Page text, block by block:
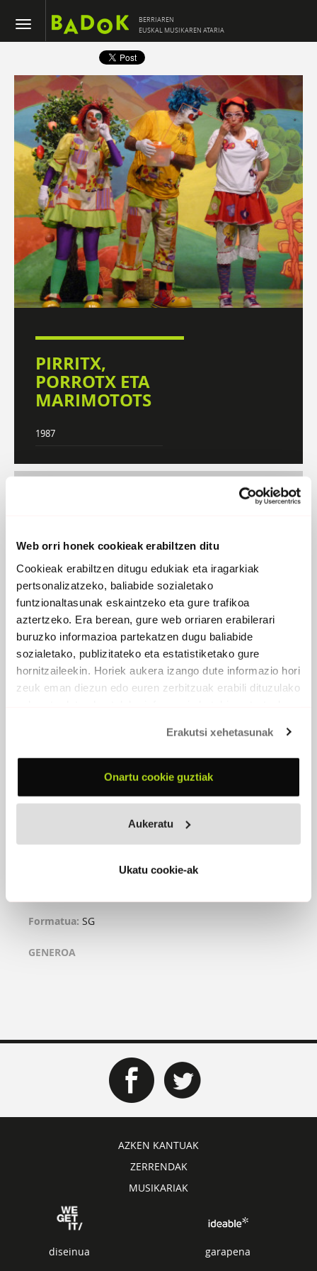
Web orri honek cookieak erabiltzen ditu
Cookieak erabiltzen ditugu edukiak eta iragarkiak
pertsonalizatzeko, baliabide sozialetako
funtzionaltasunak eskaintzeko eta gure trafikoa
aztertzeko. Era berean, gure web orriaren erabilerari
buruzko informazioa partekatzen dugu baliabide
sozialetako, publizitateko eta estatistiketako gure
hornitzaileekin. Horiek aukera izango dute informazio hori
zeuk eman diezun edo euren zerbitzuak erabili dituzulako
Erakutsi xehetasunak
Onartu cookie guztiak
Aukeratu
Ukatu cookie-ak
BERRIAREN
EUSKAL MUSIKAREN ATARIA
PIRRITX,
PORROTX ETA
MARIMOTOTS
1987
BIOGRAFIA
ALTXA BURUA
2024
Formatua: SG
GENEROA
AZKEN KANTUAK
ZERRENDAK
MUSIKARIAK
diseinua garapena